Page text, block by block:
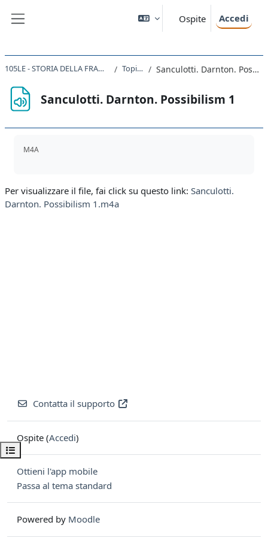
Ospite Accedi
Apri indice del corso
105LE - STORIA DELLA FRANCIA 2021 Topic 20 Sanculotti. Darnton. Possibilism 1
Sanculotti. Darnton. Possibilism 1
M4A
Per visualizzare il file, fai click su questo link: Sanculotti.
Darnton. Possibilism 1.m4a
Contatta il supporto
Ospite (Accedi)
Ottieni l'app mobile
Passa al tema standard
Powered by Moodle